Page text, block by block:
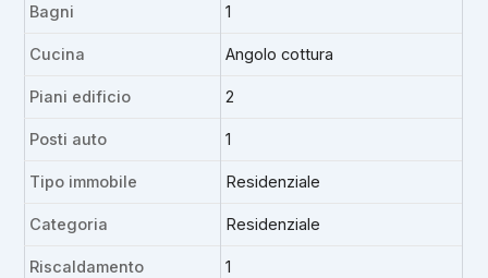
Bagni 1
Cucina Angolo cottura
Piani edificio 2
Posti auto 1
Tipo immobile Residenziale
Categoria Residenziale
Riscaldamento 1